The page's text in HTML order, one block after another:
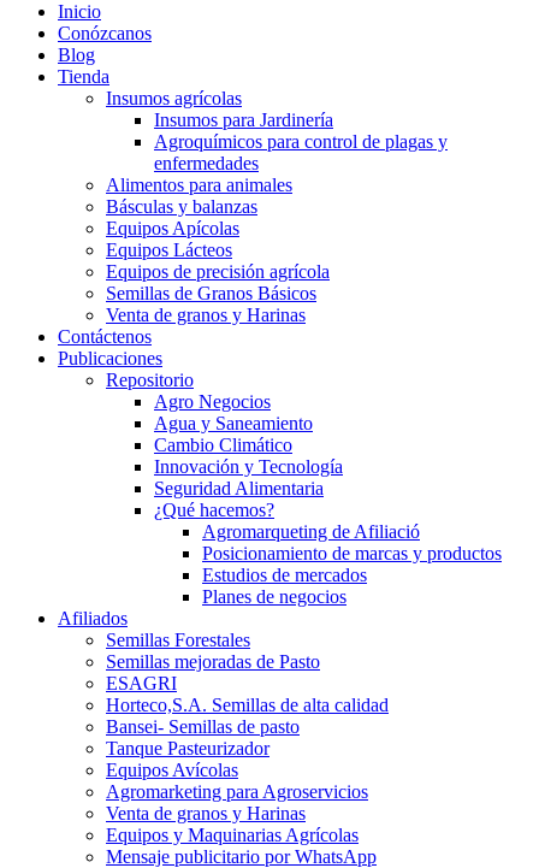
Inicio
Conózcanos
Blog
Tienda
Insumos agrícolas
Insumos para Jardinería
Agroquímicos para control de plagas y
enfermedades
Alimentos para animales
Básculas y balanzas
Equipos Apícolas
Equipos Lácteos
Equipos de precisión agrícola
Semillas de Granos Básicos
Venta de granos y Harinas
Contáctenos
Publicaciones
Repositorio
Agro Negocios
Agua y Saneamiento
Cambio Climático
Innovación y Tecnología
Seguridad Alimentaria
¿Qué hacemos?
Agromarqueting de Afiliació
Posicionamiento de marcas y productos
Estudios de mercados
Planes de negocios
Afiliados
Semillas Forestales
Semillas mejoradas de Pasto
ESAGRI
Horteco,S.A. Semillas de alta calidad
Bansei- Semillas de pasto
Tanque Pasteurizador
Equipos Avícolas
Agromarketing para Agroservicios
Venta de granos y Harinas
Equipos y Maquinarias Agrícolas
Mensaje publicitario por WhatsApp